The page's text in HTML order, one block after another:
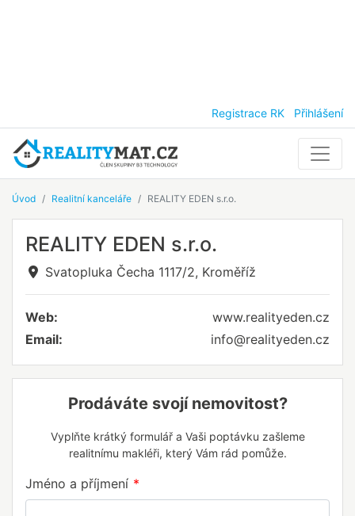
Registrace RK Přihlášení
Úvod Realitní kanceláře REALITY EDEN s.r.o.
REALITY EDEN s.r.o.
Svatopluka Čecha 1117/2, Kroměříž
Web:
www.realityeden.cz
Email:
info@realityeden.cz
Prodáváte svojí nemovitost?
Vyplňte krátký formulář a Vaši poptávku zašleme
realitnímu makléři, který Vám rád pomůže.
Jméno a příjmení